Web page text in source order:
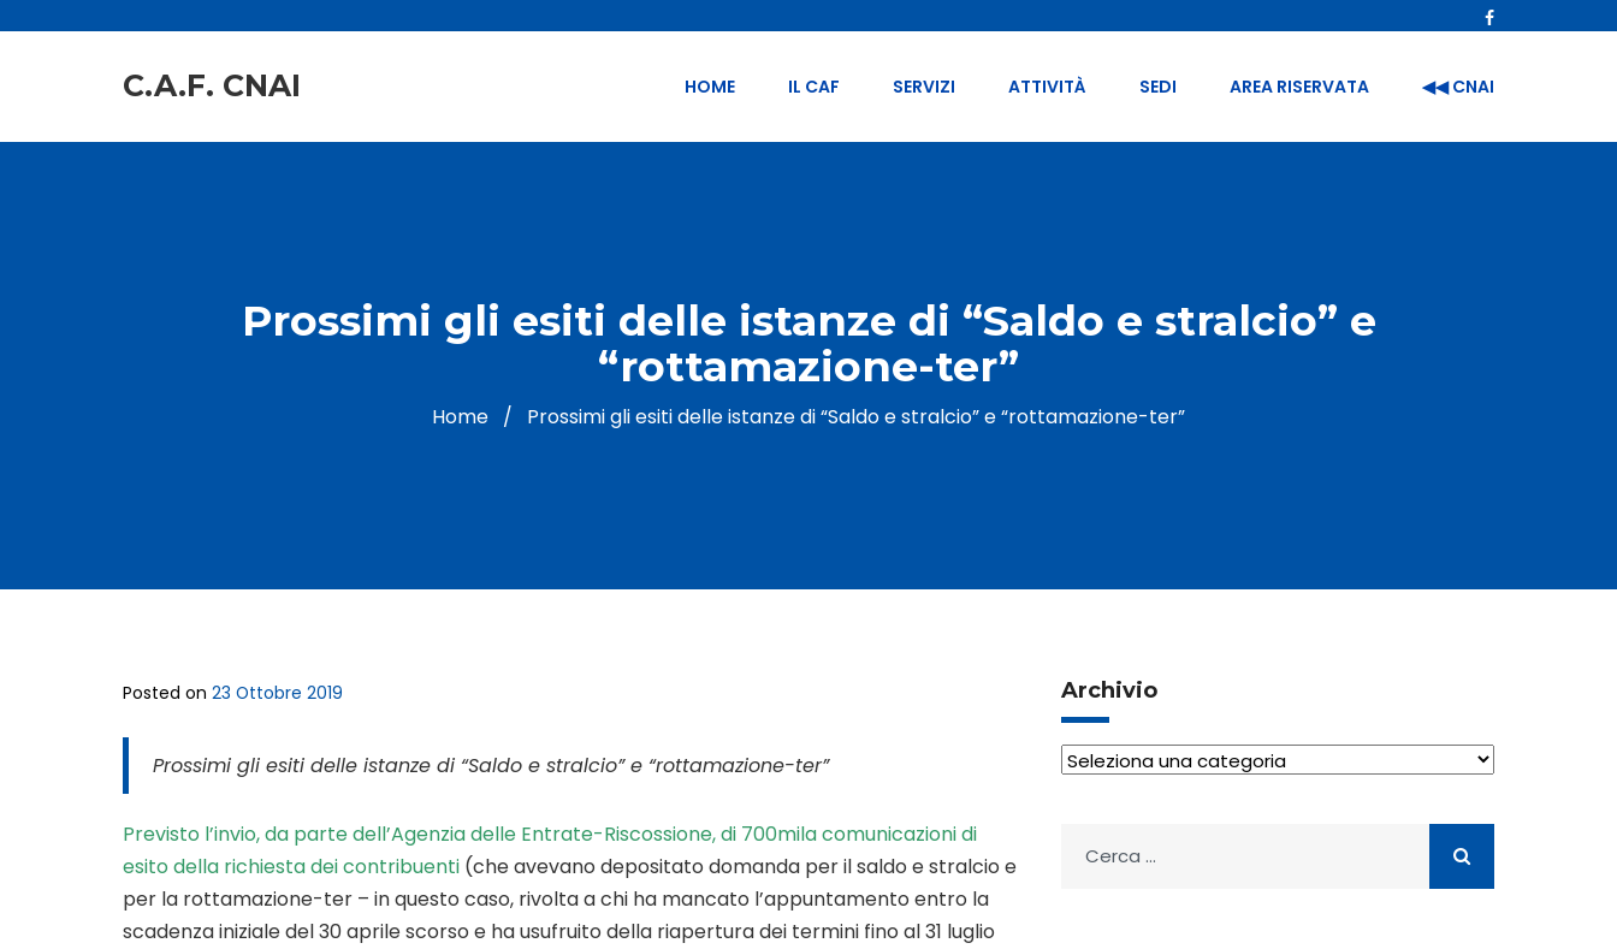
C.A.F. CNAI HOME IL CAF SERVIZI ATTIVITÀ SEDI AREA RISERVATA ◀︎◀︎ CNAI
Prossimi gli esiti delle istanze di “Saldo e stralcio” e
“rottamazione-ter”
Home / Prossimi gli esiti delle istanze di “Saldo e stralcio” e “rottamazione-ter”
Posted on 23 Ottobre 2019
Prossimi gli esiti delle istanze di “Saldo e stralcio” e “rottamazione-ter”
Previsto l’invio, da parte dell’Agenzia delle Entrate-Riscossione, di 700mila comunicazioni di
esito della richiesta dei contribuenti (che avevano depositato domanda per il saldo e stralcio e
per la rottamazione-ter – in questo caso, rivolta a chi ha mancato l’appuntamento entro la
scadenza iniziale del 30 aprile scorso e ha usufruito della riapertura dei termini fino al 31 luglio
Archivio
Archivio
per: